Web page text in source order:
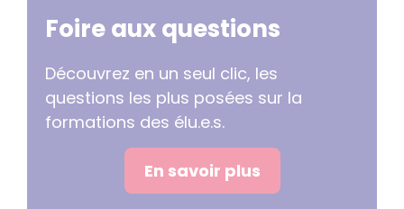
Foire aux questions
Découvrez en un seul clic, les
questions les plus posées sur la
formations des élu.e.s.
En savoir plus